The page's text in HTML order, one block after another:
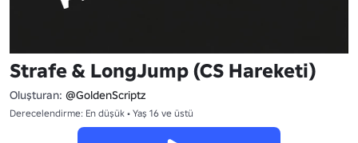
Strafe & LongJump (CS Hareketi)
Oluşturan: @GoldenScriptz
Derecelendirme: En düşük • Yaş 16 ve üstü